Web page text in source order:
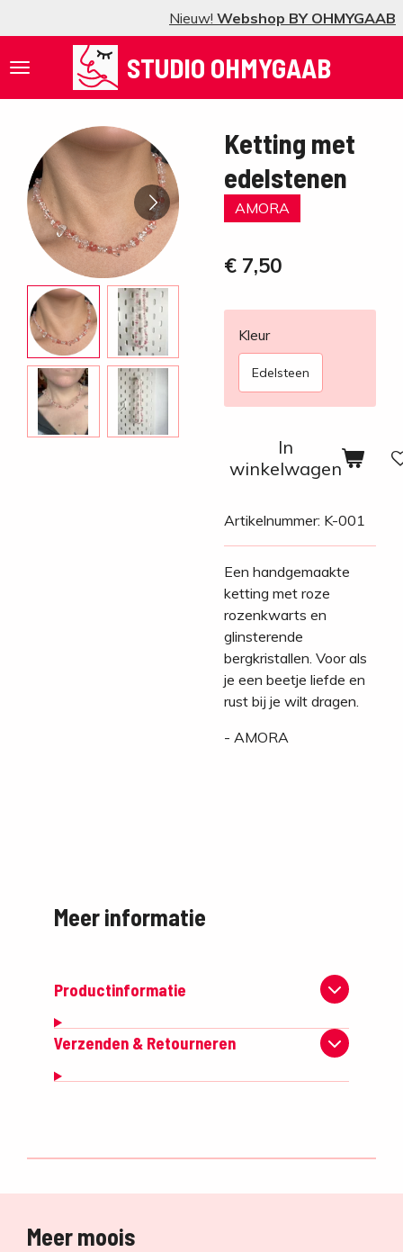
Nieuw! Webshop BY OHMYGAAB
direct
naar
STUDIO OHMYGAAB
Ketting met
edelstenen
AMORA
€ 7,50
Kleur
Edelsteen
In
winkelwagen
Artikelnummer: K-001
Een handgemaakte
ketting met roze
rozenkwarts en
glinsterende
bergkristallen. Voor als
je een beetje liefde en
rust bij je wilt dragen.
- AMORA
Meer informatie
Productinformatie
Verzenden & Retourneren
Meer moois